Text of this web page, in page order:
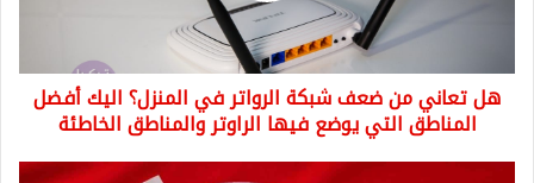
اليك
أفضل
المناطق
يوضع
هل تعاني من ضعف شبكة الرواتر في المنزل؟ اليك أفضل
المناطق التي يوضع فيها الراوتر والمناطق الخاطئة